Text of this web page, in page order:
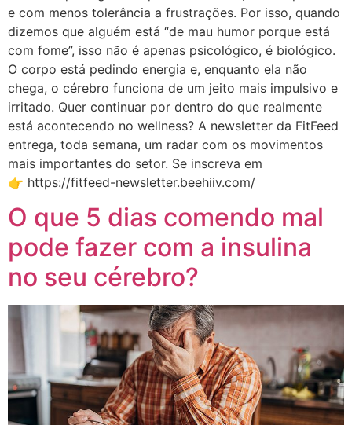
e com menos tolerância a frustrações. Por isso, quando
dizemos que alguém está “de mau humor porque está
com fome”, isso não é apenas psicológico, é biológico.
O corpo está pedindo energia e, enquanto ela não
chega, o cérebro funciona de um jeito mais impulsivo e
irritado. Quer continuar por dentro do que realmente
está acontecendo no wellness? A newsletter da FitFeed
entrega, toda semana, um radar com os movimentos
mais importantes do setor. Se inscreva em
👉 https://fitfeed-newsletter.beehiiv.com/
O que 5 dias comendo mal
pode fazer com a insulina
no seu cérebro?